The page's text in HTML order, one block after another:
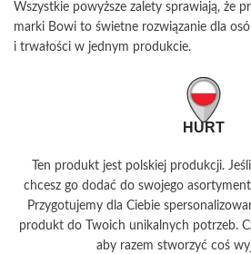
Wszystkie powyższe zalety sprawiają, że
marki Bowi to świetne rozwiązanie dla
i trwałości w jednym produkcie.
HURT
Ten produkt jest polskiej produkcji.
chcesz go dodać do swojego
Przygotujemy dla Ciebie
produkt do Twoich unikalnych potrzeb.
aby razem stworzyć coś